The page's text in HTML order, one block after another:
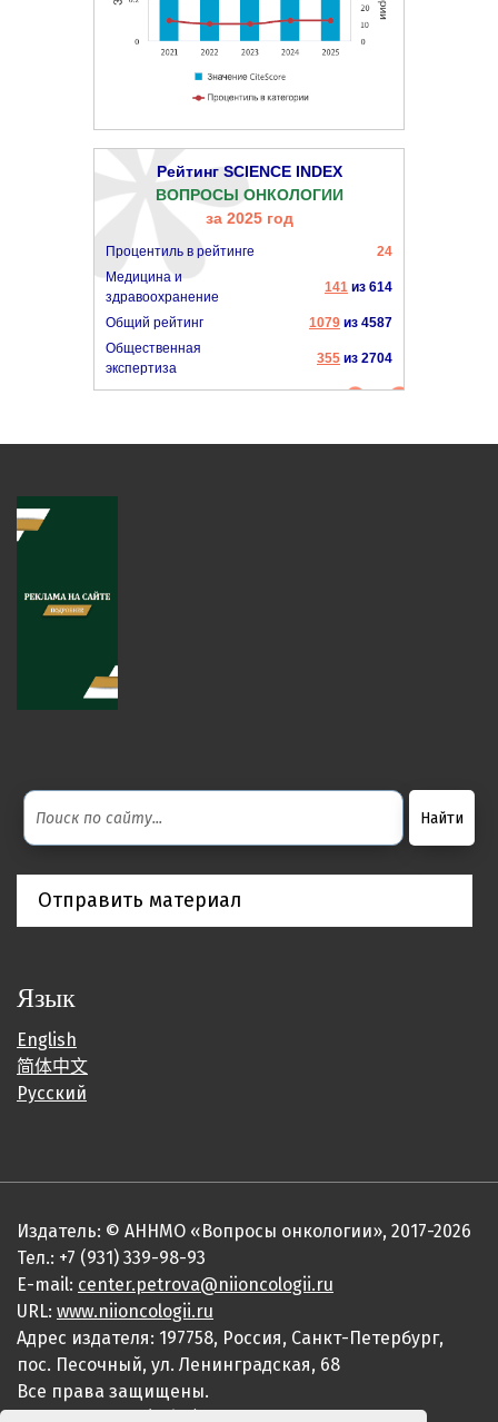
Рейтинг SCIENCE INDEX
ВОПРОСЫ ОНКОЛОГИИ
за 2025 год
Процентиль в рейтинге
24
Медицина и
здравоохранение
141из 614
Общий рейтинг 1079из 4587
Общественная
экспертиза
355из 2704
Отправить материал
Язык
English
简体中文
Русский
Издатель: © АННМО «Вопросы онкологии», 2017-2026
Тел.: +7 (931) 339-98-93
E-mail: center.petrova@niioncologii.ru
URL: www.niioncologii.ru
Адрес издателя: 197758, Россия, Санкт-Петербург,
пос. Песочный, ул. Ленинградская, 68
Все права защищены.